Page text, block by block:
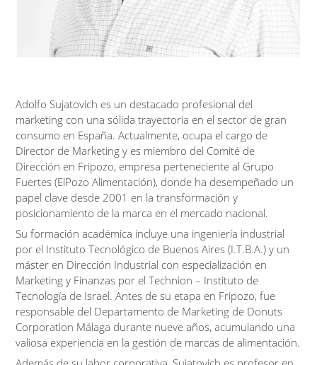
Adolfo Sujatovich es un destacado profesional del
marketing con una sólida trayectoria en el sector de gran
consumo en España. Actualmente, ocupa el cargo de
Director de Marketing y es miembro del Comité de
Dirección en Fripozo, empresa perteneciente al Grupo
Fuertes (ElPozo Alimentación), donde ha desempeñado un
papel clave desde 2001 en la transformación y
posicionamiento de la marca en el mercado nacional.
Su formación académica incluye una ingeniería industrial
por el Instituto Tecnológico de Buenos Aires (I.T.B.A.) y un
máster en Dirección Industrial con especialización en
Marketing y Finanzas por el Technion – Instituto de
Tecnología de Israel. Antes de su etapa en Fripozo, fue
responsable del Departamento de Marketing de Donuts
Corporation Málaga durante nueve años, acumulando una
valiosa experiencia en la gestión de marcas de alimentación.